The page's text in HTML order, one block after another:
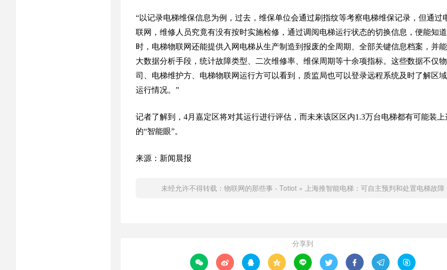
“以记录电梯维保信息为例，过去，维保单位会通过刷指纹等考察电梯维保记录，但通过
联网，维修人员究竟有没有按时实施检修，通过调阅电梯运行状态的切换信息，便能知
时，电梯物联网还能提供入网电梯从生产制造到报废的全周期、全部关键信息档案，并
大数据分析手段，统计故障类型、二次维修率、维保周期等十余项指标。这些数据不仅
司、电梯维护方、电梯物联网运行方可以看到，质监局也可以登录远程系统及时了解区
运行情况。”
记者了解到，4月嘉定区将对其运行进行评估，而未来该区区内1.3万台电梯都有可能装上
的“智能眼”。
来源：新闻晨报
未经允许不得转载： 物联网的那些事 - Totiot » 上海推智能电梯：可自主预判和处置电梯故障
分享到
        